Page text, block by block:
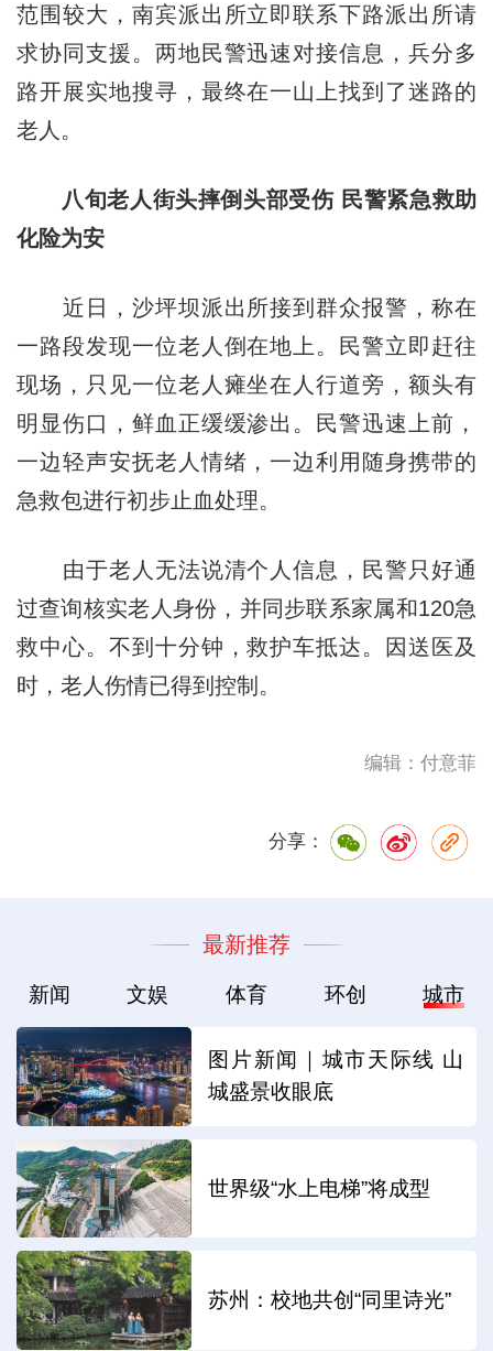
范围较大，南宾派出所立即联系下路派出所请
求协同支援。两地民警迅速对接信息，兵分多
路开展实地搜寻，最终在一山上找到了迷路的
老人。
八旬老人街头摔倒头部受伤 民警紧急救助
化险为安
近日，沙坪坝派出所接到群众报警，称在
一路段发现一位老人倒在地上。民警立即赶往
现场，只见一位老人瘫坐在人行道旁，额头有
明显伤口，鲜血正缓缓渗出。民警迅速上前，
一边轻声安抚老人情绪，一边利用随身携带的
急救包进行初步止血处理。
由于老人无法说清个人信息，民警只好通
过查询核实老人身份，并同步联系家属和120急
救中心。不到十分钟，救护车抵达。因送医及
时，老人伤情已得到控制。
编辑：付意菲
分享：
最新推荐
新闻 文娱 体育 环创 城市
图片新闻｜城市天际线 山
城盛景收眼底
世界级“水上电梯”将成型
苏州：校地共创“同里诗光”